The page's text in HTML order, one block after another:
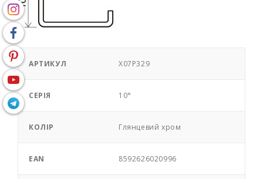
АРТИКУЛ X07P329
СЕРІЯ 10°
КОЛІР Глянцевий хром
EAN 8592626020996